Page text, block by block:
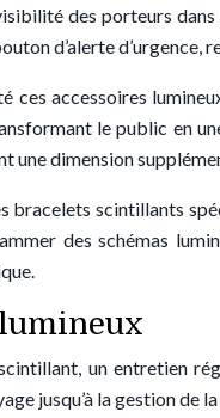
des porteurs dans
d’alerte d’urgence,
accessoires
le public en
dimension
bracelets scintillants
des schémas
un entretien
jusqu’à la gestion de